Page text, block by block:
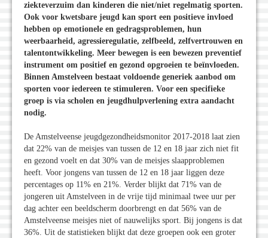
ziekteverzuim dan kinderen die niet/niet regelmatig sporten.
Ook voor kwetsbare jeugd kan sport een positieve invloed
hebben op emotionele en gedragsproblemen, hun
weerbaarheid, agressieregulatie, zelfbeeld, zelfvertrouwen en
talentontwikkeling. Meer bewegen is een bewezen preventief
instrument om positief en gezond opgroeien te beïnvloeden.
Binnen Amstelveen bestaat voldoende generiek aanbod om
sporten voor iedereen te stimuleren. Voor een specifieke
groep is via scholen en jeugdhulpverlening extra aandacht
nodig.
De Amstelveense jeugdgezondheidsmonitor 2017-2018 laat zien
dat 22% van de meisjes van tussen de 12 en 18 jaar zich niet fit
en gezond voelt en dat 30% van de meisjes slaapproblemen
heeft. Voor jongens van tussen de 12 en 18 jaar liggen deze
percentages op 11% en 21%. Verder blijkt dat 71% van de
jongeren uit Amstelveen in de vrije tijd minimaal twee uur per
dag achter een beeldscherm doorbrengt en dat 56% van de
Amstelveense meisjes niet of nauwelijks sport. Bij jongens is dat
36%. Uit de statistieken blijkt dat deze groepen ook een groter